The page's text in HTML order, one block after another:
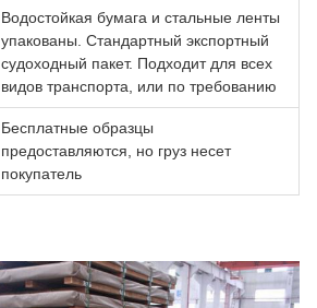
Водостойкая бумага и стальные ленты
упакованы. Стандартный экспортный
судоходный пакет. Подходит для всех
видов транспорта, или по требованию
Бесплатные образцы
предоставляются, но груз несет
покупатель